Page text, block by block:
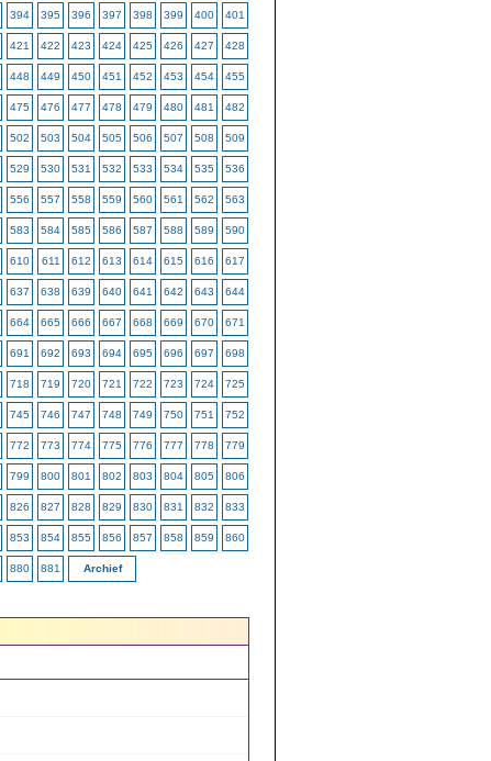
394 395 396 397 398 399 400 401
421 422 423 424 425 426 427 428
448 449 450 451 452 453 454 455
475 476 477 478 479 480 481 482
502 503 504 505 506 507 508 509
529 530 531 532 533 534 535 536
556 557 558 559 560 561 562 563
583 584 585 586 587 588 589 590
610 611 612 613 614 615 616 617
637 638 639 640 641 642 643 644
664 665 666 667 668 669 670 671
691 692 693 694 695 696 697 698
718 719 720 721 722 723 724 725
745 746 747 748 749 750 751 752
772 773 774 775 776 777 778 779
799 800 801 802 803 804 805 806
826 827 828 829 830 831 832 833
853 854 855 856 857 858 859 860
880 881 Archief